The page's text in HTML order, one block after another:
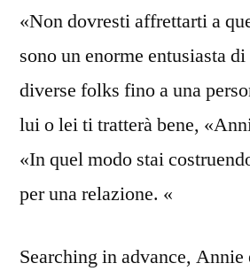
«Non dovresti affrettarti a
sono un enorme entusiasta
diverse folks fino a una
lui o lei ti tratterà bene,
«In quel modo stai
per una relazione. «
Searching in advance, Annie